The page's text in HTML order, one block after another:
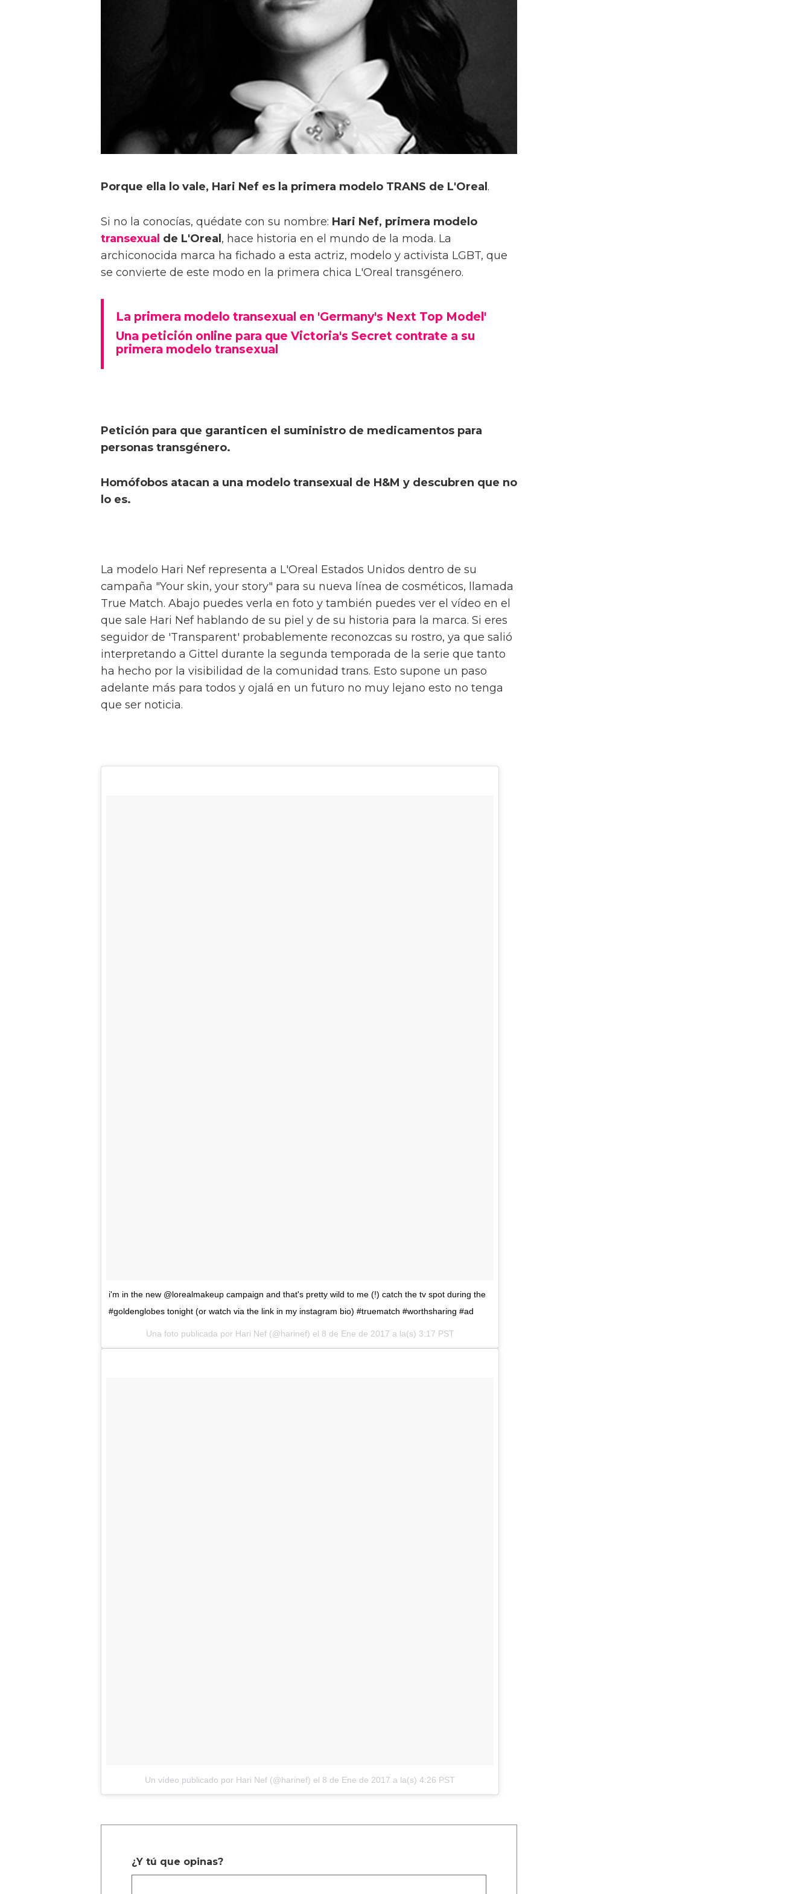
Porque ella lo vale, Hari Nef es la primera modelo TRANS de L'Oreal .
Si no la conocías, quédate con su nombre: Hari Nef, primera modelo
transexual de L'Oreal , hace historia en el mundo de la moda. La
archiconocida marca ha fichado a esta actriz, modelo y activista LGBT, que
se convierte de este modo en la primera chica L'Oreal transgénero.
La primera modelo transexual en 'Germany's Next Top Model'
Una petición online para que Victoria's Secret contrate a su
primera modelo transexual
Petición para que garanticen el suministro de medicamentos para
personas transgénero.
Homófobos atacan a una modelo transexual de H&M y descubren que no
lo es.
La modelo Hari Nef representa a L'Oreal Estados Unidos dentro de su
campaña "Your skin, your story" para su nueva línea de cosméticos, llamada
True Match. Abajo puedes verla en foto y también puedes ver el vídeo en el
que sale Hari Nef hablando de su piel y de su historia para la marca. Si eres
seguidor de 'Transparent' probablemente reconozcas su rostro, ya que salió
interpretando a Gittel durante la segunda temporada de la serie que tanto
ha hecho por la visibilidad de la comunidad trans. Esto supone un paso
adelante más para todos y ojalá en un futuro no muy lejano esto no tenga
que ser noticia.
i'm in the new @lorealmakeup campaign and that's pretty wild to me (!) catch the tv spot during the
#goldenglobes tonight (or watch via the link in my instagram bio) #truematch #worthsharing #ad
Una foto publicada por Hari Nef (@harinef) el 8 de Ene de 2017 a la(s) 3:17 PST
Un vídeo publicado por Hari Nef (@harinef) el 8 de Ene de 2017 a la(s) 4:26 PST
¿Y tú que opinas?